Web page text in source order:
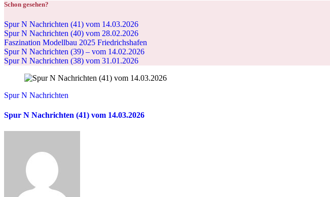
Schon gesehen?
Spur N Nachrichten (41) vom 14.03.2026
Spur N Nachrichten (40) vom 28.02.2026
Faszination Modellbau 2025 Friedrichshafen
Spur N Nachrichten (39) – vom 14.02.2026
Spur N Nachrichten (38) vom 31.01.2026
Spur N Nachrichten
Spur N Nachrichten (41) vom 14.03.2026